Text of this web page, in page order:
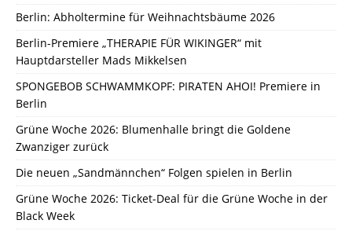
Berlin: Abholtermine für Weihnachtsbäume 2026
Berlin-Premiere „THERAPIE FÜR WIKINGER“ mit
Hauptdarsteller Mads Mikkelsen
SPONGEBOB SCHWAMMKOPF: PIRATEN AHOI! Premiere in
Berlin
Grüne Woche 2026: Blumenhalle bringt die Goldene
Zwanziger zurück
Die neuen „Sandmännchen“ Folgen spielen in Berlin
Grüne Woche 2026: Ticket-Deal für die Grüne Woche in der
Black Week